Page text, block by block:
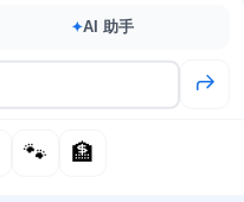
✦AI 助手
🐾 🏦